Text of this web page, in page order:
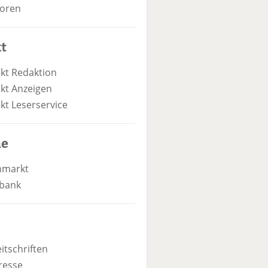
Redaktion
Anzeigen
Leserservice